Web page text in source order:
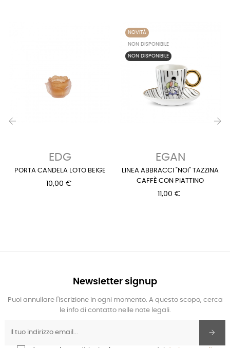
EDG
PORTA CANDELA LOTO BEIGE
10,00 €
NOVITÀ
NON DISPONIBILE
NON DISPONIBILE
EGAN
LINEA ABBRACCI "NOI" TAZZINA
CAFFÈ CON PIATTINO
11,00 €
Newsletter signup
Puoi annullare l'iscrizione in ogni momento. A questo scopo, cerca
le info di contatto nelle note legali.